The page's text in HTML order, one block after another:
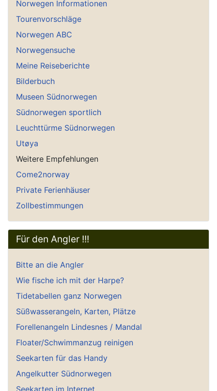
Norwegen Informationen
Tourenvorschläge
Norwegen ABC
Norwegensuche
Meine Reiseberichte
Bilderbuch
Museen Südnorwegen
Südnorwegen sportlich
Leuchttürme Südnorwegen
Utøya
Weitere Empfehlungen
Come2norway
Private Ferienhäuser
Zollbestimmungen
Für den Angler !!!
Bitte an die Angler
Wie fische ich mit der Harpe?
Tidetabellen ganz Norwegen
Süßwasserangeln, Karten, Plätze
Forellenangeln Lindesnes / Mandal
Floater/Schwimmanzug reinigen
Seekarten für das Handy
Angelkutter Südnorwegen